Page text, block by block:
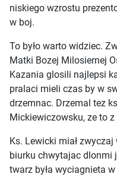
niskiego wzrostu
w boj.
To było warto widziec.
Matki Bozej Milosiernej
Kazania glosili najlepsi
pralaci mieli czas by w
drzemnac. Drzemal tez
Mickiewiczowsku, ze to
Ks. Lewicki miał
biurku chwytajac dlonmi
twarz była wyciagnieta